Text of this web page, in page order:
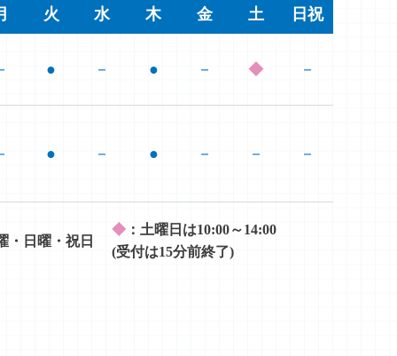
・日曜・祝日
◆ ：土曜日は10:00～14:00
(受付は15分前終了)
火 水 木 金 土 日祝
● － ● － ◆ －
● － ● － － －